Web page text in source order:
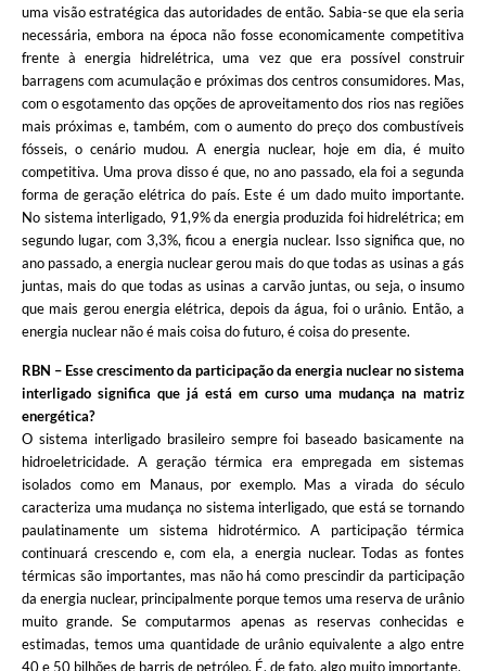
uma visão estratégica das autoridades de então. Sabia-se que ela seria
necessária, embora na época não fosse economicamente competitiva
frente à energia hidrelétrica, uma vez que era possível construir
barragens com acumulação e próximas dos centros consumidores. Mas,
com o esgotamento das opções de aproveitamento dos rios nas regiões
mais próximas e, também, com o aumento do preço dos combustíveis
fósseis, o cenário mudou. A energia nuclear, hoje em dia, é muito
competitiva. Uma prova disso é que, no ano passado, ela foi a segunda
forma de geração elétrica do país. Este é um dado muito importante.
No sistema interligado, 91,9% da energia produzida foi hidrelétrica; em
segundo lugar, com 3,3%, ficou a energia nuclear. Isso significa que, no
ano passado, a energia nuclear gerou mais do que todas as usinas a gás
juntas, mais do que todas as usinas a carvão juntas, ou seja, o insumo
que mais gerou energia elétrica, depois da água, foi o urânio. Então, a
energia nuclear não é mais coisa do futuro, é coisa do presente.
RBN – Esse crescimento da participação da energia nuclear no sistema
interligado significa que já está em curso uma mudança na matriz
energética?
O sistema interligado brasileiro sempre foi baseado basicamente na
hidroeletricidade. A geração térmica era empregada em sistemas
isolados como em Manaus, por exemplo. Mas a virada do século
caracteriza uma mudança no sistema interligado, que está se tornando
paulatinamente um sistema hidrotérmico. A participação térmica
continuará crescendo e, com ela, a energia nuclear. Todas as fontes
térmicas são importantes, mas não há como prescindir da participação
da energia nuclear, principalmente porque temos uma reserva de urânio
muito grande. Se computarmos apenas as reservas conhecidas e
estimadas, temos uma quantidade de urânio equivalente a algo entre
40 e 50 bilhões de barris de petróleo. É, de fato, algo muito importante.